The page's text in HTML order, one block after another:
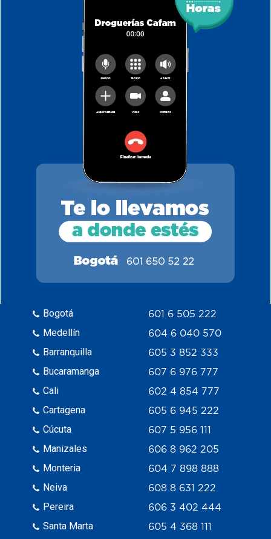
Bogotá
Medellín
Barranquilla
Bucaramanga
Cali
Cartagena
Cúcuta
Manizales
Monteria
Neiva
Pereira
Santa Marta
601 6 505 222
604 6 040 570
605 3 852 333
607 6 976 777
602 4 854 777
605 6 945 222
607 5 956 111
606 8 962 205
604 7 898 888
608 8 631 222
606 3 402 444
605 4 368 111